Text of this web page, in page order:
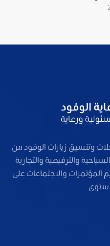
وتنسيق زيارات الوفود من
والترفيهية والتجارية
المؤتمرات والاجتماعات على